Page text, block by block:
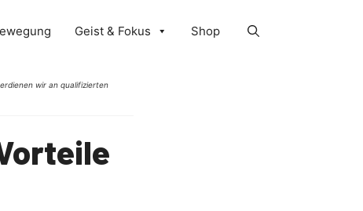
Geist & Fokus Shop
wir an qualifizierten